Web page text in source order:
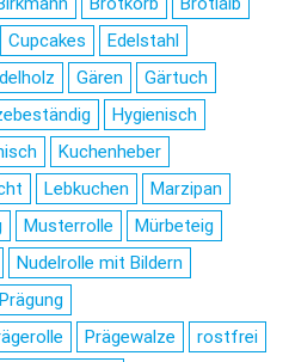
Cupcakes
Edelstahl
Gären
Gärtuch
Hygienisch
Kuchenheber
Lebkuchen
Marzipan
Musterrolle
Mürbeteig
Nudelrolle mit Bildern
Prägewalze
rostfrei